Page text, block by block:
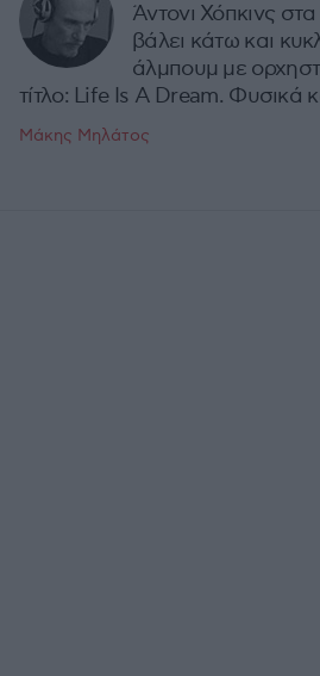
Άντονι Χόπκινς
βάλει κάτω και
άλμπουμ με
τίτλο: Life Is A Dream. Φυσικά
Μάκης Μηλάτος